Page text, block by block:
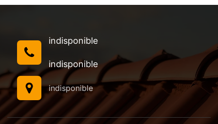
indisponible
indisponible
indisponible